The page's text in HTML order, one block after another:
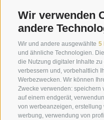
Wir verwenden
andere
Wir und andere ausgewählte 5
und ähnliche Technologien.
die Nutzung digitaler Inhalte
verbessern und, vorbehaltlich
Werbezwecken. Wir können
Zwecke verwenden: speichern
auf einem endgerät,
von werbeanzeigen,
werbung, verwendung von
Wir sind